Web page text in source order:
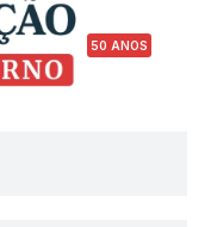
50 ANOS